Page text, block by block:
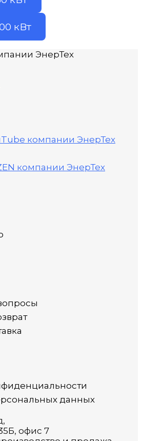
кВт
данных
офис 7